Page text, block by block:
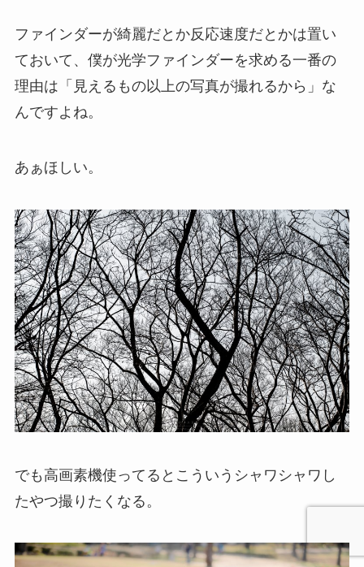
ファインダーが綺麗だとか反応速度だとかは置い
ておいて、僕が光学ファインダーを求める一番の
理由は「見えるもの以上の写真が撮れるから」な
んですよね。
あぁほしい。
でも高画素機使ってるとこういうシャワシャワし
たやつ撮りたくなる。